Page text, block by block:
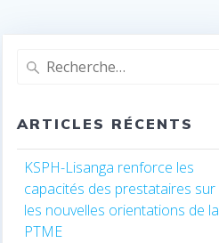
Recherche
ARTICLES RÉCENTS
KSPH-Lisanga renforce les
capacités des prestataires sur
les nouvelles orientations de la
PTME